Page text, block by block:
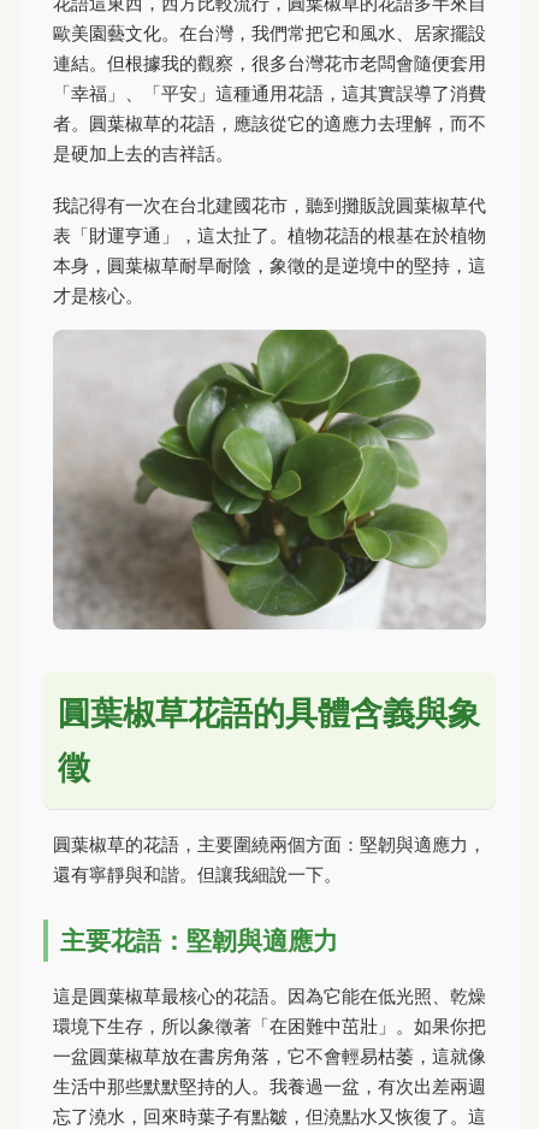
歐美園藝文化。在台灣，我們常把它和風水、居家擺設
連結。但根據我的觀察，很多台灣花市老闆會隨便套用
「幸福」、「平安」這種通用花語，這其實誤導了消費
者。圓葉椒草的花語，應該從它的適應力去理解，而不
是硬加上去的吉祥話。
我記得有一次在台北建國花市，聽到攤販說圓葉椒草代
表「財運亨通」，這太扯了。植物花語的根基在於植物
本身，圓葉椒草耐旱耐陰，象徵的是逆境中的堅持，這
才是核心。
圓葉椒草花語的具體含義與象
徵
圓葉椒草的花語，主要圍繞兩個方面：堅韌與適應力，
還有寧靜與和諧。但讓我細說一下。
主要花語：堅韌與適應力
這是圓葉椒草最核心的花語。因為它能在低光照、乾燥
環境下生存，所以象徵著「在困難中茁壯」。如果你把
一盆圓葉椒草放在書房角落，它不會輕易枯萎，這就像
生活中那些默默堅持的人。我養過一盆，有次出差兩週
忘了澆水，回來時葉子有點皺，但澆點水又恢復了。這